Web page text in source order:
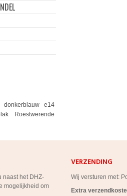
donkerblauw
e14
Roestwerende
naast het DHZ-
mogelijkheid om
VERZENDING
Wij versturen met:
Extra